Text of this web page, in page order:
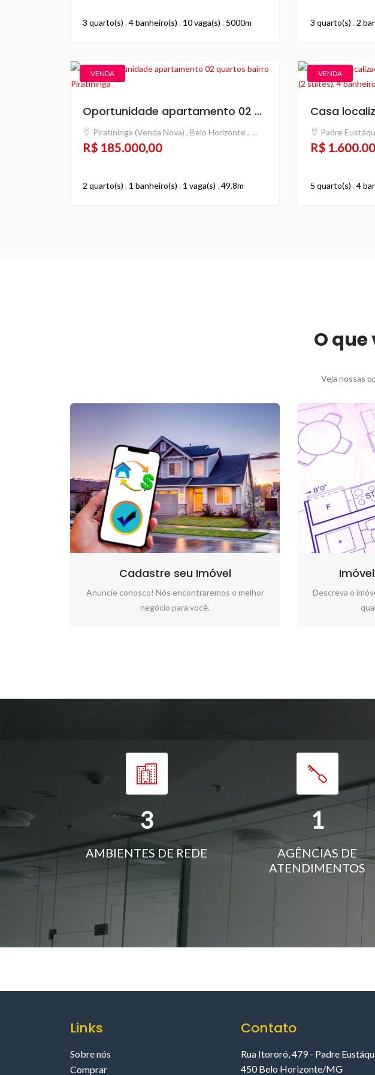
3 quarto(s) . 4 banheiro(s) . 10 vaga(s) . 5000m 3 quarto(s) . 2
VENDA
Oportunidade apartamento 02 quartos bairro Piratininga
Piratininga (Venda Nova) , Belo Horizonte , MG
R$ 185.000,00
2 quarto(s) . 1 banheiro(s) . 1 vaga(s) . 49.8m
VENDA
Padre
R$
5 quarto(s) . 4
O que
Veja nossas
ANUNCIE AGORA
Cadastre seu Imóvel
Anuncie conosco! Nós encontraremos o melhor
negócio para você.
Descreva o
3
AMBIENTES DE REDE
1
AGÊNCIAS DE
ATENDIMENTOS
Links
Sobre nós
Comprar
Contato
Rua Itororó, 479 - Padre
450 Belo Horizonte/MG